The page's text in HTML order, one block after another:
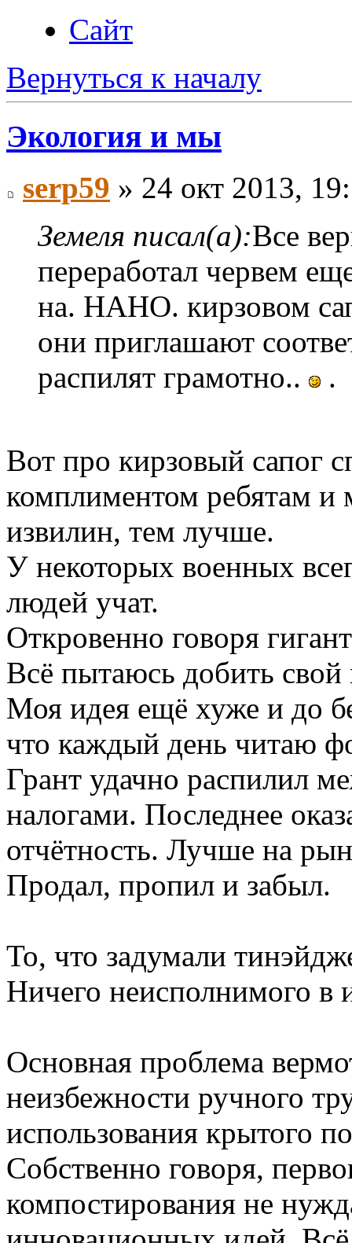
Сайт
Вернуться к началу
Экология и мы
serp59 » 24 окт 2013,
Земеля писал(а):Все
переработал червем
на. НАНО. кирзовом
они приглашают
распилят грамотно..
.
Вот про кирзовый сапог
комплиментом ребятам
извилин, тем лучше.
У некоторых военных
людей учат.
Откровенно говоря
Всё пытаюсь добить свой
Моя идея ещё хуже и до
что каждый день читаю
Грант удачно распилил
налогами. Последнее
отчётность. Лучше на
Продал, пропил и забыл.
То, что задумали
Ничего неисполнимого в
Основная проблема
неизбежности ручного
использования крытого
Собственно говоря,
компостирования не